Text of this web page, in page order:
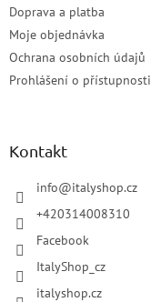
Doprava a platba
Moje objednávka
Ochrana osobních údajů
Prohlášení o přístupnosti
Kontakt
info@italyshop.cz
+420314008310
Facebook
ItalyShop_cz
italyshop.cz